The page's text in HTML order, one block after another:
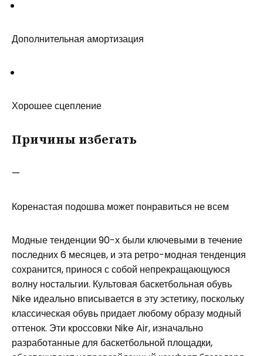
Дополнительная амортизация
Хорошее сцепление
Причины избегать
—
Коренастая подошва может понравиться не всем
Модные тенденции 90-х были ключевыми в течение
последних 6 месяцев, и эта ретро-модная тенденция
сохранится, принося с собой непрекращающуюся
волну ностальгии. Культовая баскетбольная обувь
Nike идеально вписывается в эту эстетику, поскольку
классическая обувь придает любому образу модный
оттенок. Эти кроссовки Nike Air, изначально
разработанные для баскетбольной площадки,